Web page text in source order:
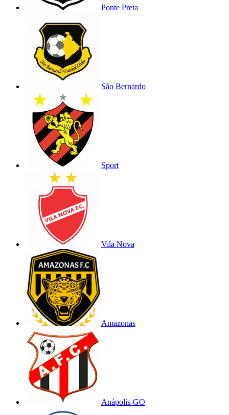
Ponte Preta
São Bernardo
Sport
Vila Nova
Amazonas
Anápolis-GO